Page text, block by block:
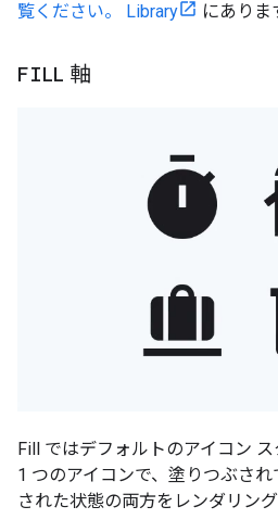
覧ください。 Library
にありま
FILL 軸
Fill ではデフォルトのアイコン ス
1 つのアイコンで、塗りつぶさ
された状態の両方をレンダリング